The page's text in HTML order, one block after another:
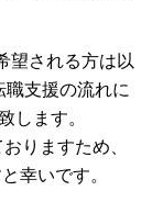
望される方は以
支援の流れに
します。
りますため、
幸いです。